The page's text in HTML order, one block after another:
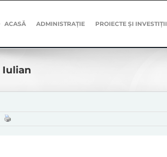
ACASĂ ADMINISTRAȚIE PROIECTE ȘI INVESTIȚII
Iulian